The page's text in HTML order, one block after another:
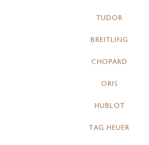
TUDOR
BREITLING
CHOPARD
ORIS
HUBLOT
TAG HEUER